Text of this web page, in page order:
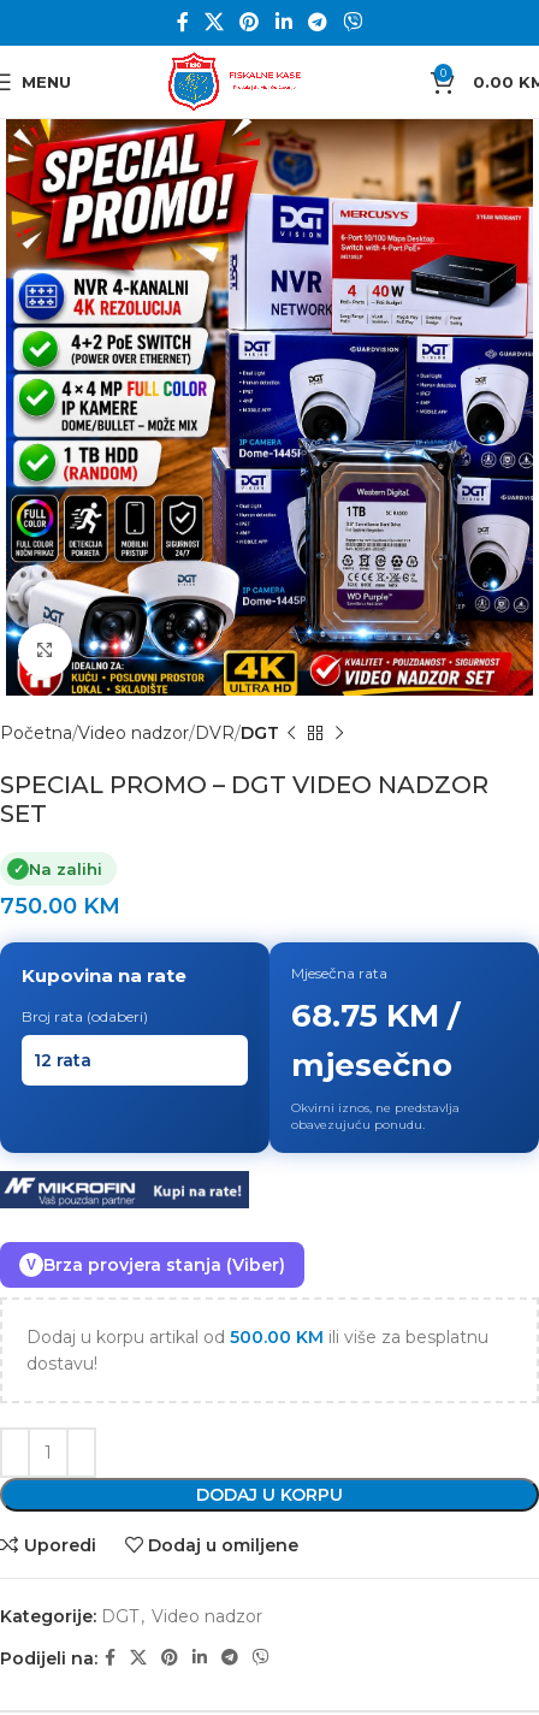
MENU 0 0.00
Click to enlarge
Početna Video nadzor DVR DGT
SPECIAL PROMO – DGT VIDEO NADZOR
SET
✓ Na zalihi
750.00 KM
Kupovina na rate
Broj rata (odaberi)
Mjesečna rata
68.75 KM /
mjesečno
Okvirni iznos, ne predstavlja
obavezujuću ponudu.
V Brza provjera stanja (Viber)
Dodaj u korpu artikal od 500.00 KM ili više za besplatnu
dostavu!
DODAJ U KORPU
Uporedi Dodaj u omiljene
Kategorije: DGT, Video nadzor
Podijeli na: